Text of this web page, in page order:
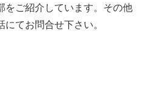
ご紹介しています。その他
てお問合せ下さい。